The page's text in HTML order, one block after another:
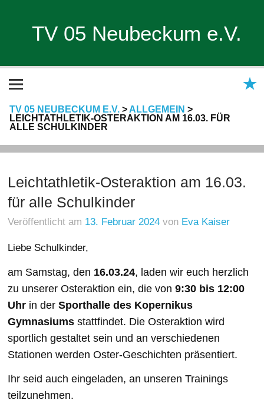
TV 05 Neubeckum e.V.
TV 05 NEUBECKUM E.V.> ALLGEMEIN >
LEICHTATHLETIK-OSTERAKTION AM 16.03. FÜR
ALLE SCHULKINDER
Leichtathletik-Osteraktion am 16.03.
für alle Schulkinder
Veröffentlicht am 13. Februar 2024 von Eva Kaiser
Liebe Schulkinder,
am Samstag, den 16.03.24, laden wir euch herzlich
zu unserer Osteraktion ein, die von9:30 bis 12:00
Uhr in derSporthalle des Kopernikus
Gymnasiums stattfindet. Die Osteraktion wird
sportlich gestaltet sein und an verschiedenen
Stationen werden Oster-Geschichten präsentiert.
Ihr seid auch eingeladen, an unseren Trainings
teilzunehmen.